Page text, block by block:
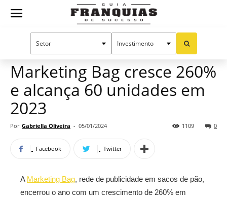
Guia
Mercado de franquias
Marketing Bag cresce 260%
e alcança 60 unidades em
2023
Por Gabriella Oliveira - 05/01/2024 0
1109
Facebook Twitter
A Marketing Bag, rede de publicidade em sacos de pão,
encerrou o ano com um crescimento de 260% em